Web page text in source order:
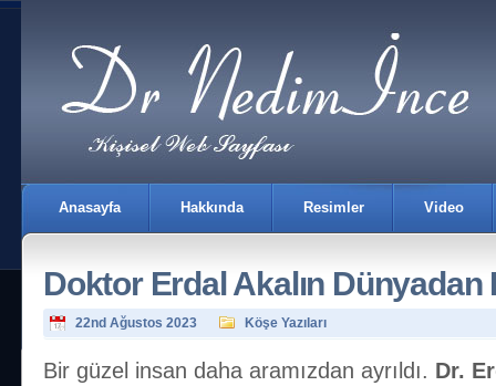
Anasayfa Hakkında Resimler Video
Doktor Erdal Akalın Dünyadan
22nd Ağustos 2023 Köşe Yazıları
Bir güzel insan daha aramızdan ayrıldı. Dr.